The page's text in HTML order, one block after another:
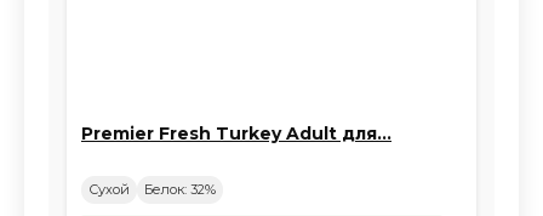
Premier Fresh Turkey Adult для…
Сухой Белок: 32%